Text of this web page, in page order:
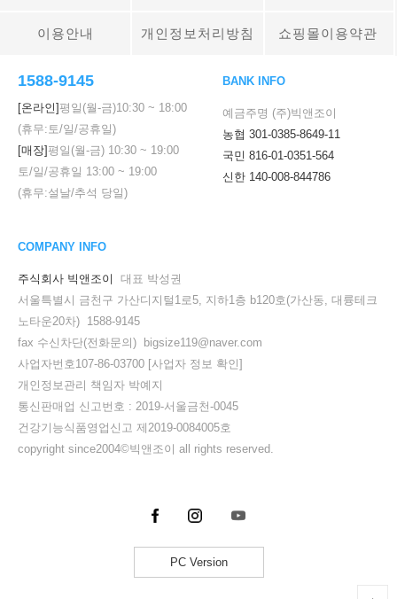
이용안내 개인정보처리방침 쇼핑몰이용약관
1588-9145
[온라인]평일(월-금)10:30 ~ 18:00
(휴무:토/일/공휴일)
[매장]평일(월-금) 10:30 ~ 19:00
토/일/공휴일 13:00 ~ 19:00
(휴무:설날/추석 당일)
BANK INFO
예금주명 (주)빅앤조이
농협 301-0385-8649-11
국민 816-01-0351-564
신한 140-008-844786
COMPANY INFO
주식회사 빅앤조이
대표 박성권
서울특별시 금천구 가산디지털1로5, 지하1층 b120호(가산동, 대륭테크
노타운20차) 1588-9145
fax 수신차단(전화문의) bigsize119@naver.com
사업자번호107-86-03700 [사업자 정보 확인]
개인정보관리 책임자 박예지
통신판매업 신고번호 : 2019-서울금천-0045
건강기능식품영업신고 제2019-0084005호
copyright since2004©빅앤조이 all rights reserved.
PC Version